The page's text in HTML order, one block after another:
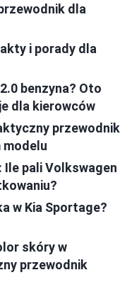
dla
i porady dla
benzyna? Oto
dla kierowców
przewodnik
modelu
pali Volkswagen
w Kia Sportage?
skóry w
przewodnik